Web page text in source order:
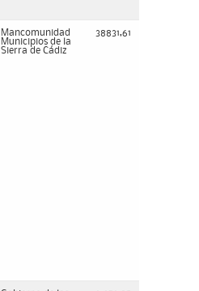
Mancomunidad
Municipios de la
Sierra de Cádiz
38831,61